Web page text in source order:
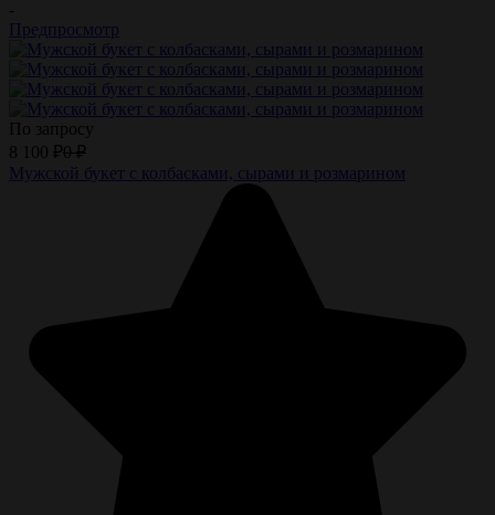
-
Предпросмотр
По запросу
8 100 ₽0 ₽
Мужской букет с колбасками, сырами и розмарином